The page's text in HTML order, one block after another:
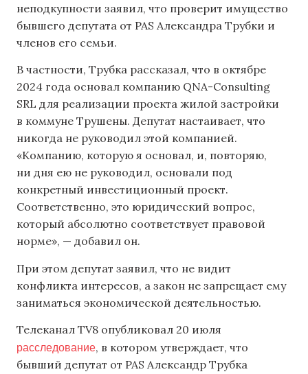
неподкупности заявил, что проверит имущество
бывшего депутата от PAS Александра Трубки и
членов его семьи.
В частности, Трубка рассказал, что в октябре
2024 года основал компанию QNA-Consulting
SRL для реализации проекта жилой застройки
в коммуне Трушены. Депутат настаивает, что
никогда не руководил этой компанией.
«Компанию, которую я основал, и, повторяю,
ни дня ею не руководил, основали под
конкретный инвестиционный проект.
Соответственно, это юридический вопрос,
который абсолютно соответствует правовой
норме», — добавил он.
При этом депутат заявил, что не видит
конфликта интересов, а закон не запрещает ему
заниматься экономической деятельностью.
Телеканал TV8 опубликовал 20 июля
расследование, в котором утверждает, что
бывший депутат от PAS Александр Трубка